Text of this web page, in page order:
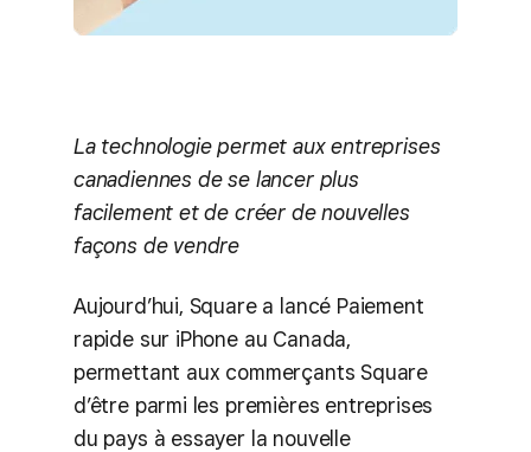
La technologie permet aux entreprises
canadiennes de se lancer plus
facilement et de créer de nouvelles
façons de vendre
Aujourd’hui, Square a lancé Paiement
rapide sur iPhone au Canada,
permettant aux commerçants Square
d’être parmi les premières entreprises
du pays à essayer la nouvelle